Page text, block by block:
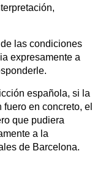
las condiciones
expresamente a
española, si la
en concreto, el
que pudiera
a la
de Barcelona.